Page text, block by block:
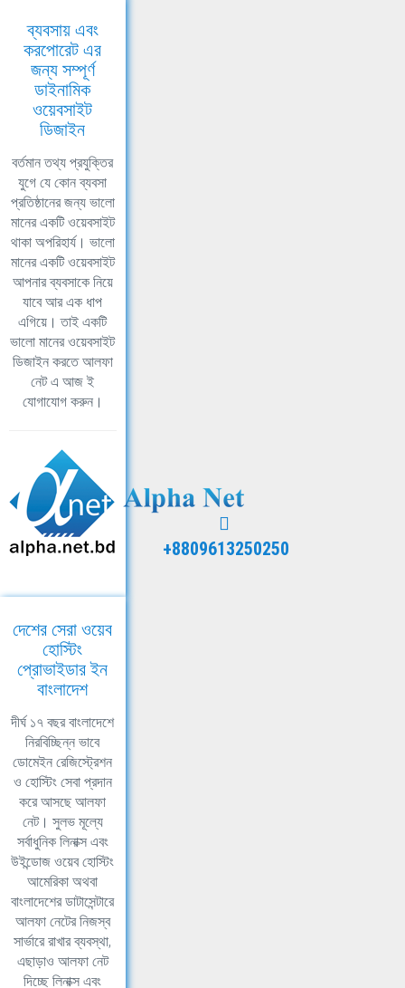
ব্যবসায় এবং
করপোরেট এর
জন্য সম্পূর্ণ
ডাইনামিক
ওয়েবসাইট
ডিজাইন
বর্তমান তথ্য প্রযুক্তির
যুগে যে কোন ব্যবসা
প্রতিষ্ঠানের জন্য ভালো
মানের একটি ওয়েবসাইট
থাকা অপরিহার্য। ভালো
মানের একটি ওয়েবসাইট
আপনার ব্যবসাকে নিয়ে
যাবে আর এক ধাপ
এগিয়ে। তাই একটি
ভালো মানের ওয়েবসাইট
ডিজাইন করতে আলফা
নেট এ আজ ই
যোগাযোগ করুন।
+8809613250250
দেশের সেরা ওয়েব
হোস্টিং
প্রোভাইডার ইন
বাংলাদেশ
দীর্ঘ ১৭ বছর বাংলাদেশে
নিরবিচ্ছিন্ন ভাবে
ডোমেইন রেজিস্ট্রেশন
ও হোস্টিং সেবা প্রদান
করে আসছে আলফা
নেট। সুলভ মূল্যে
সর্বাধুনিক লিনাক্স এবং
উইন্ডোজ ওয়েব হোস্টিং
আমেরিকা অথবা
বাংলাদেশের ডাটাসেন্টারে
আলফা নেটের নিজস্ব
সার্ভারে রাখার ব্যবস্থা,
এছাড়াও আলফা নেট
দিচ্ছে লিনাক্স এবং